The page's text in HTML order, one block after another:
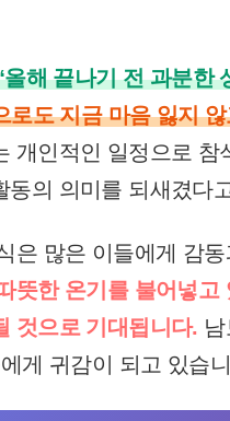
올해 끝나기 전 과분한
로도 지금 마음 잃지
개인적인 일정으로 참
의 의미를 되새겼다
은 많은 이들에게 감
뜻한 온기를 불어넣고
것으로 기대됩니다.
게 귀감이 되고 있습